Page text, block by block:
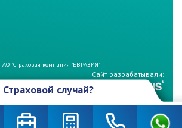
"Страховая компания "ЕВРАЗИЯ"
Сайт разрабатывали:
Страховой случай?
страховой полис СК «Евразия». Для начала